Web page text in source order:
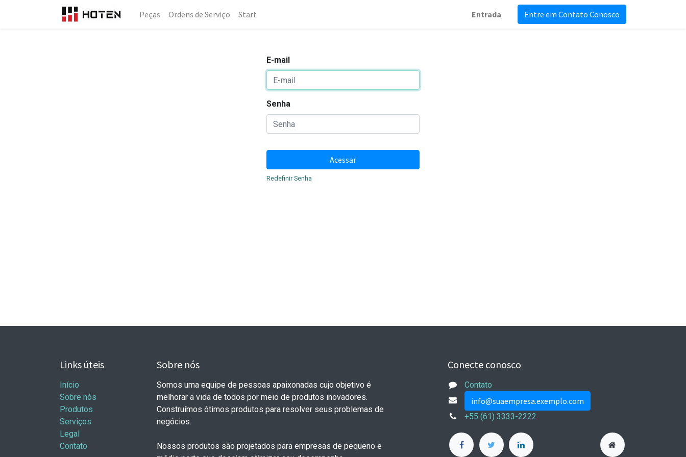
Peças Ordens de Serviço Start Entrada Entre em Contato Conosco
E-mail
Senha
Acessar
Redefinir Senha
Links úteis
Início
Sobre nós
Produtos
Serviços
Legal
Contato
Sobre nós
Somos uma equipe de pessoas apaixonadas cujo objetivo é
melhorar a vida de todos por meio de produtos inovadores.
Construímos ótimos produtos para resolver seus problemas de
negócios.
Nossos produtos são projetados para empresas de pequeno e
Conecte conosco
Contato
info@suaempresa.exemplo.com
+55 (61) 3333-2222